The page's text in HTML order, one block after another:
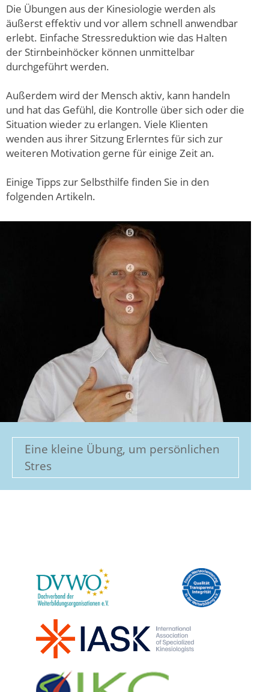
Die Übungen aus der Kinesiologie werden als
äußerst effektiv und vor allem schnell anwendbar
erlebt. Einfache Stressreduktion wie das Halten
der Stirnbeinhöcker können unmittelbar
durchgeführt werden.
Außerdem wird der Mensch aktiv, kann handeln
und hat das Gefühl, die Kontrolle über sich oder die
Situation wieder zu erlangen. Viele Klienten
wenden aus ihrer Sitzung Erlerntes für sich zur
weiteren Motivation gerne für einige Zeit an.
Einige Tipps zur Selbsthilfe finden Sie in den
folgenden Artikeln.
Eine kleine Übung, um persönlichen
Stres